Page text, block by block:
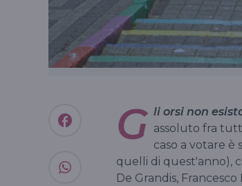
G li orsi non
assoluto fra
caso a votare è
quelli di quest'anno),
De Grandis,